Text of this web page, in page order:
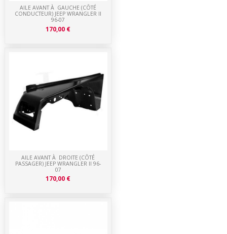
AILE AVANT À DROITE (CÔTÉ
PASSAGER) JEEP WRANGLER II 96-
07
170,00 €
AILE AVANT À GAUCHE (CÔTÉ
CONDUCTEUR) JEEP WRANGLER II
96-07
170,00 €